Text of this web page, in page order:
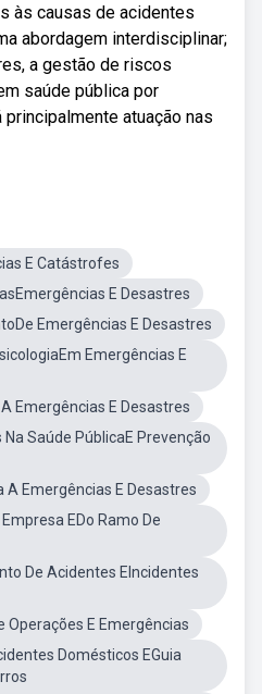
às causas de acidentes
abordagem interdisciplinar;
a gestão de riscos
saúde pública por
atuação nas
E Catástrofes
E Desastres
Emergências E Desastres
Emergências E
Emergências E Desastres
Saúde PúblicaE Prevenção
A Emergências E Desastres
EDo Ramo De
De Acidentes EIncidentes
Operações E Emergências
Domésticos EGuia